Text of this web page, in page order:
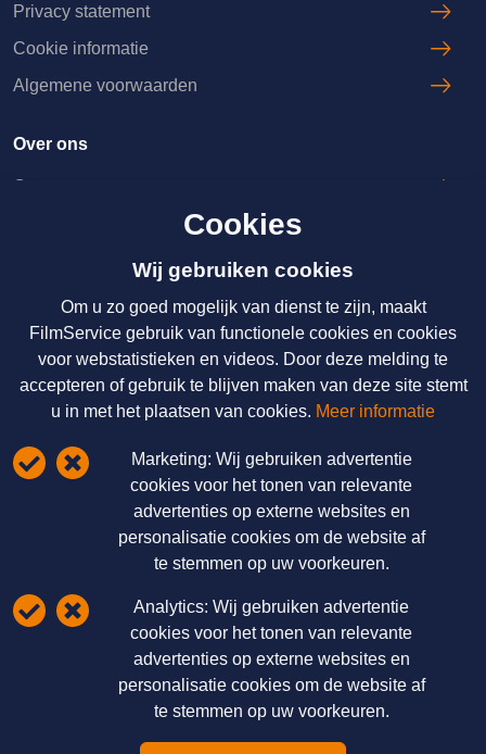
Privacy statement
Cookie informatie
Algemene voorwaarden
Over ons
Over ons
Nieuws
Over ons
Licenties & Tarieven
Schrijf u hier in voor onze nieuwsbrief
FilmService B.V.
4225 PA Noordeloos
T: 085 - 0404700 E:info@filmservice.nl
Cookie informatie
Cookies
Wij gebruiken cookies
Om u zo goed mogelijk van dienst te zijn, maakt
FilmService gebruik van functionele cookies en cookies
voor webstatistieken en videos. Door deze melding te
accepteren of gebruik te blijven maken van deze site stemt
u in met het plaatsen van cookies. Meer informatie
Marketing: Wij gebruiken advertentie
cookies voor het tonen van relevante
advertenties op externe websites en
personalisatie cookies om de website af
te stemmen op uw voorkeuren.
Analytics:Wij gebruiken advertentie
cookies voor het tonen van relevante
advertenties op externe websites en
personalisatie cookies om de website af
te stemmen op uw voorkeuren.